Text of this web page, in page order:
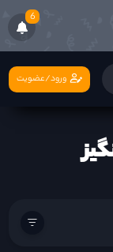
6
ورود/عضویت